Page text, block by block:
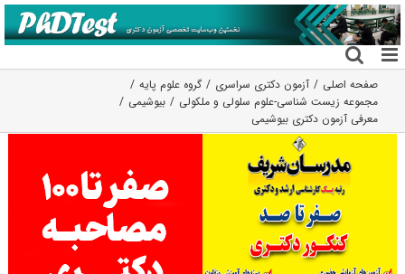
رفتن
به
محتوا
صفحه اصلی آزمون دکتری سراسری
گروه علوم پايه
مجموعه زیست شناسی-علوم سلولی و ملکولی
بیوشیمی
معرفی آزمون دکتری بیوشیمی